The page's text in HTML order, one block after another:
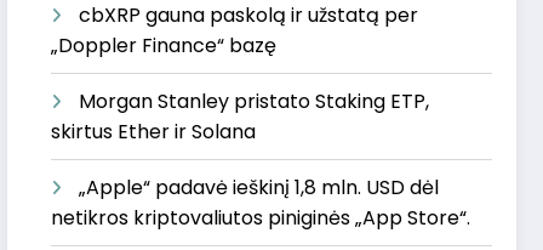
cbXRP gauna paskolą ir užstatą per
„Doppler Finance“ bazę
Morgan Stanley pristato Staking ETP,
skirtus Ether ir Solana
„Apple“ padavė ieškinį 1,8 mln. USD dėl
netikros kriptovaliutos piniginės „App Store“.